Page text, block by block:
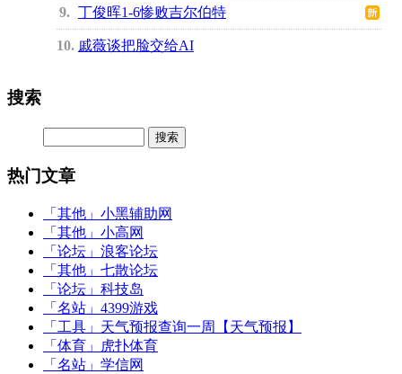
9 丁俊晖1-6惨败吉尔伯特
10 戚薇谈把脸交给AI
搜索
热门文章
「其他」 小黑辅助网
「其他」 小高网
「论坛」 浪客论坛
「其他」 七散论坛
「论坛」 科技岛
「名站」 4399游戏
「工具」 天气预报查询一周【天气预报】
「体育」
虎扑体育
「名站」 学信网